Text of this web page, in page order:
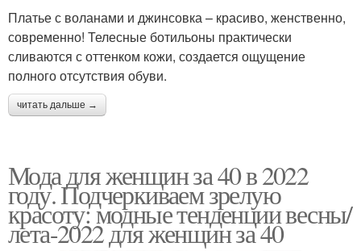
Платье с воланами и джинсовка – красиво, женственно,
современно! Телесные ботильоны практически
сливаются с оттенком кожи, создается ощущение
полного отсутствия обуви.
читать дальше →
Мода для женщин за 40 в 2022
году. Подчеркиваем зрелую
красоту: модные тенденции весны/
лета-2022 для женщин за 40